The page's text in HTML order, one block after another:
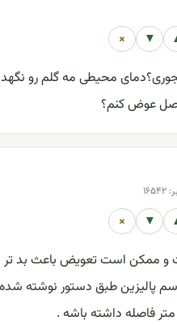
▼
×
عوض کنم؟
▼
×
ممکن است تعویض باعث بد تر
سم پالیزین طبق دستور نوشته